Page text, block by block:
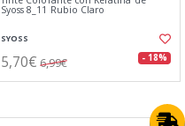
Syoss 8_11 Rubio Claro
SYOSS
5,70€ 6,99€ - 18%